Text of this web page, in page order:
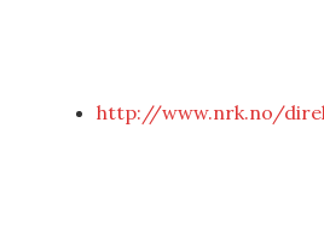
http://www.nrk.no/